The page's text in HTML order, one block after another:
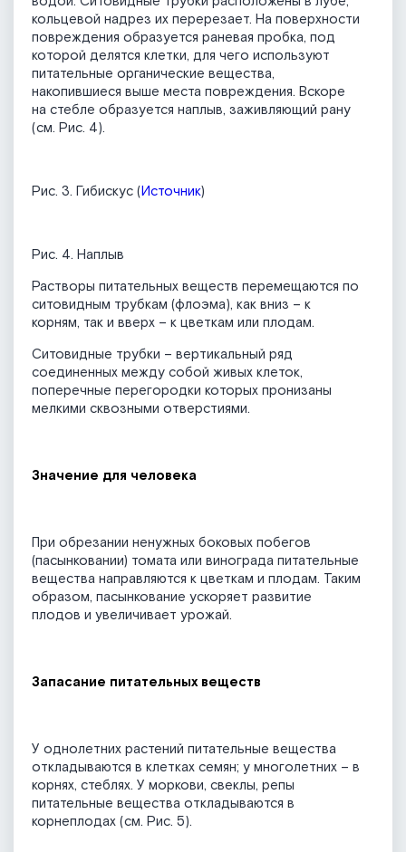
кольцевой надрез их перерезает. На поверхности
повреждения образуется раневая пробка, под
которой делятся клетки, для чего используют
питательные органические вещества,
накопившиеся выше места повреждения. Вскоре
на стебле образуется наплыв, заживляющий рану
(см. Рис. 4).
Рис. 3. Гибискус (Источник)
Рис. 4. Наплыв
Растворы питательных веществ перемещаются по
ситовидным трубкам (флоэма), как вниз – к
корням, так и вверх – к цветкам или плодам.
Ситовидные трубки – вертикальный ряд
соединенных между собой живых клеток,
поперечные перегородки которых пронизаны
мелкими сквозными отверстиями.
Значение для человека
При обрезании ненужных боковых побегов
(пасынковании) томата или винограда питательные
вещества направляются к цветкам и плодам. Таким
образом, пасынкование ускоряет развитие
плодов и увеличивает урожай.
Запасание питательных веществ
У однолетних растений питательные вещества
откладываются в клетках семян; у многолетних – в
корнях, стеблях. У моркови, свеклы, репы
питательные вещества откладываются в
корнеплодах (см. Рис. 5).